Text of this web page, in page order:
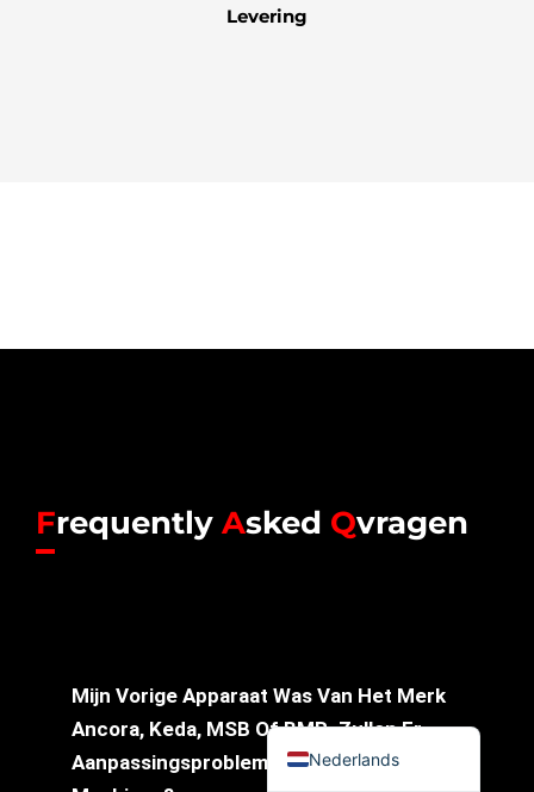
Levering
Frequently Asked Qvragen
Mijn Vorige Apparaat Was Van Het Merk
Ancora, Keda, MSB Of BMR. Zullen Er
Aanpassingsproblemen Zijn Tussen
Nederlands
English
Español